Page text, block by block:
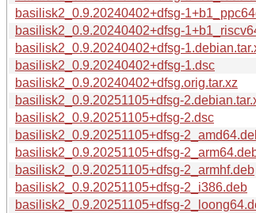
basilisk2_0.9.20240402+dfsg-
basilisk2_0.9.20240402+dfsg-
basilisk2_0.9.20240402+dfsg-
basilisk2_0.9.20240402+dfsg-1.dsc
basilisk2_0.9.20240402+dfsg.orig.tar.xz
basilisk2_0.9.20251105+dfsg-
basilisk2_0.9.20251105+dfsg-2.dsc
basilisk2_0.9.20251105+dfsg-
basilisk2_0.9.20251105+dfsg-
basilisk2_0.9.20251105+dfsg-2_armhf.deb
basilisk2_0.9.20251105+dfsg-2_i386.deb
basilisk2_0.9.20251105+dfsg-